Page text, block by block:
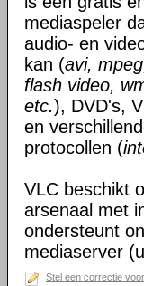
mediaspeler
audio- en
kan (avi,
flash video,
etc.), DVD's,
en
protocollen (
VLC beschikt
arsenaal met
ondersteunt
mediaserver
Stel een correctie voor